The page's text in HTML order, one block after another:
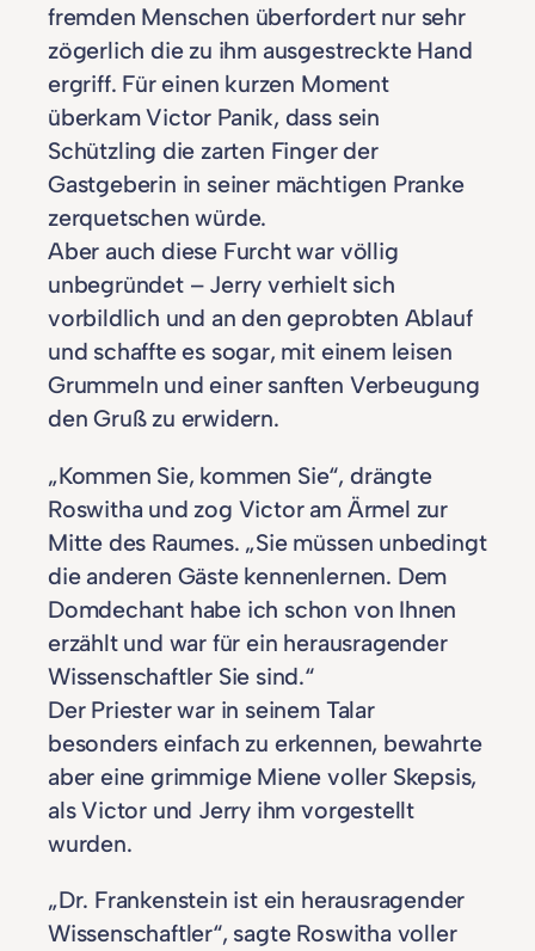
fremden Menschen überfordert nur sehr
zögerlich die zu ihm ausgestreckte Hand
ergriff. Für einen kurzen Moment
überkam Victor Panik, dass sein
Schützling die zarten Finger der
Gastgeberin in seiner mächtigen Pranke
zerquetschen würde.
Aber auch diese Furcht war völlig
unbegründet – Jerry verhielt sich
vorbildlich und an den geprobten Ablauf
und schaffte es sogar, mit einem leisen
Grummeln und einer sanften Verbeugung
den Gruß zu erwidern.
„Kommen Sie, kommen Sie“, drängte
Roswitha und zog Victor am Ärmel zur
Mitte des Raumes. „Sie müssen unbedingt
die anderen Gäste kennenlernen. Dem
Domdechant habe ich schon von Ihnen
erzählt und war für ein herausragender
Wissenschaftler Sie sind.“
Der Priester war in seinem Talar
besonders einfach zu erkennen, bewahrte
aber eine grimmige Miene voller Skepsis,
als Victor und Jerry ihm vorgestellt
wurden.
„Dr. Frankenstein ist ein herausragender
Wissenschaftler“, sagte Roswitha voller